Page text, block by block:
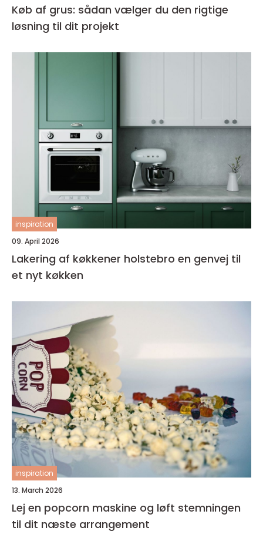
Køb af grus: sådan vælger du den rigtige
løsning til dit projekt
inspiration
09. April 2026
Lakering af køkkener holstebro en genvej til
et nyt køkken
inspiration
13. March 2026
Lej en popcorn maskine og løft stemningen
til dit næste arrangement